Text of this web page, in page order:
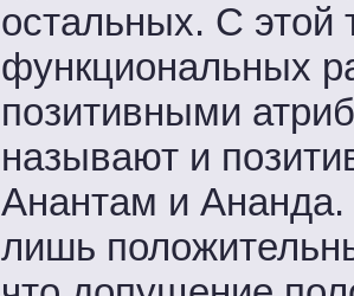
остальных. С этой
функциональных
позитивными
называют и
Анантам и Ананда.
лишь